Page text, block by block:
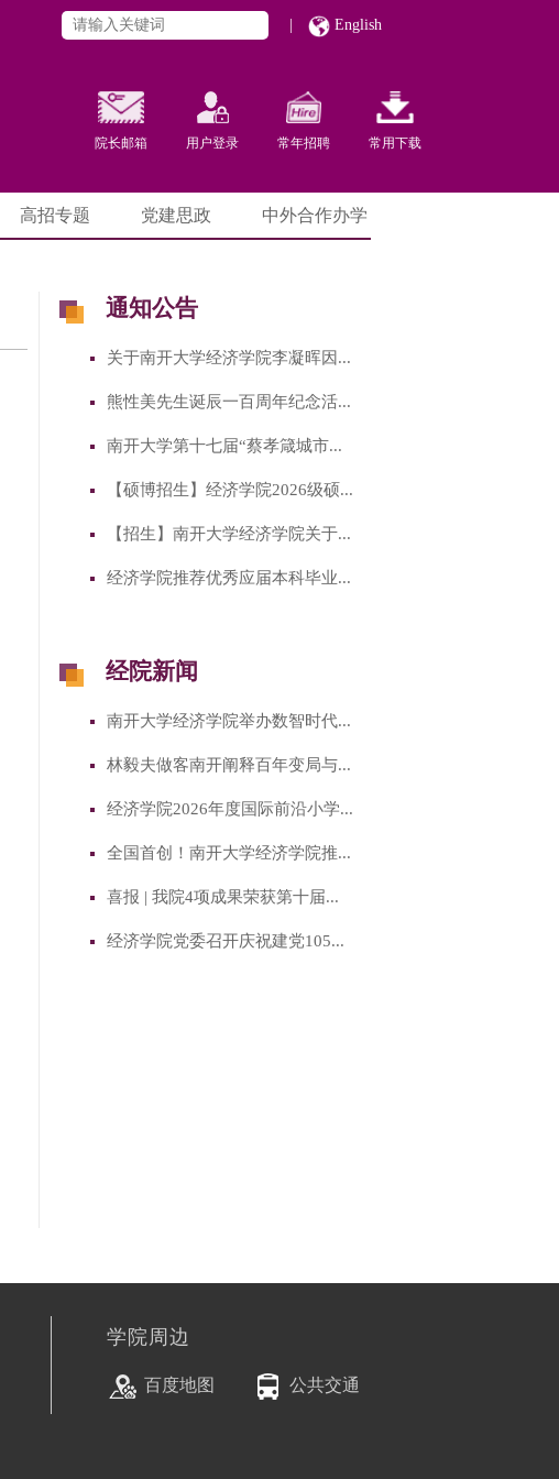
English
院长邮箱 用户登录 常年招聘 常用下载
高招专题 党建思政 中外合作办学
通知公告
关于南开大学经济学院李凝晖因...
熊性美先生诞辰一百周年纪念活...
南开大学第十七届“蔡孝箴城市...
【硕博招生】经济学院2026级硕...
【招生】南开大学经济学院关于...
经济学院推荐优秀应届本科毕业...
经院新闻
南开大学经济学院举办数智时代...
林毅夫做客南开阐释百年变局与...
经济学院2026年度国际前沿小学...
全国首创！南开大学经济学院推...
喜报 | 我院4项成果荣获第十届...
经济学院党委召开庆祝建党105...
学院周边
百度地图 公共交通